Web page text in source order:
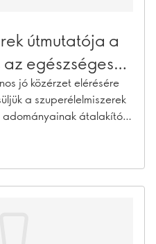
útmutatója a
egészséges
jó közérzet elérésére
a szuperélelmiszerek
adományainak átalakító
fel a
világát, amelyek